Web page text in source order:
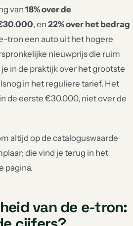
van 18% over de
, en 22% over het bedrag
tron een auto uit het hogere
nieuwprijs die ruim
in de praktijk over het grootste
in het reguliere tarief. Het
de eerste €30.000, niet over de
altijd op de cataloguswaarde
die vind je terug in het
pagina.
van de e-tron: